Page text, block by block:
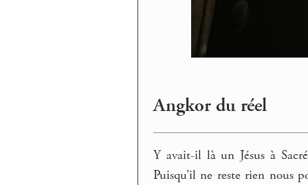
Angkor du réel
Y avait-il là un Jésus à
Puisqu’il ne reste rien nous